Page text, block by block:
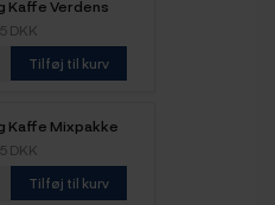
Kaffe Verdens
- 9x400g
DKK
Tilføj til kurv
Kaffe Mixpakke
Hele kaffebønner
DKK
Tilføj til kurv